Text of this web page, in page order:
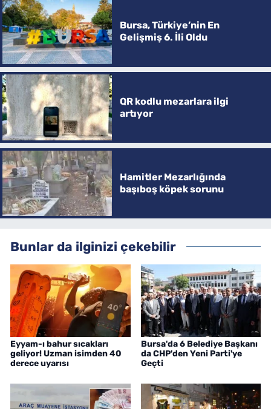
Bursa, Türkiye’nin En
Gelişmiş 6. İli Oldu
QR kodlu mezarlara ilgi
artıyor
Hamitler Mezarlığında
başıboş köpek sorunu
Bunlar da ilginizi çekebilir
Eyyam-ı bahur sıcakları
geliyor! Uzman isimden 40
derece uyarısı
Bursa'da 6 Belediye Başkanı
da CHP'den Yeni Parti'ye
Geçti